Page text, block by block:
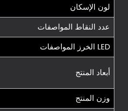
لون الإسكان
عدد النقاط المواصفات
LED الخرز المواصفات
أبعاد المنتج
وزن المنتج